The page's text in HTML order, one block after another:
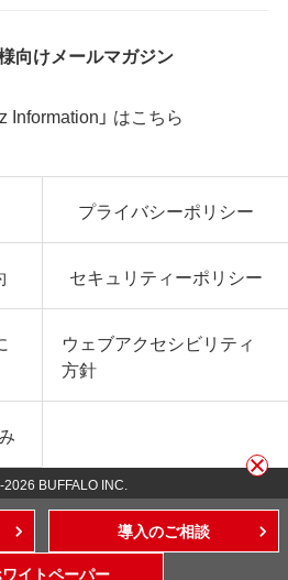
向けメールマガジン
Information」 はこちら
プライバシーポリシー
セキュリティーポリシー
ウェブアクセシビリティ
方針
2026 BUFFALO INC.
導入のご相談
イトペーパー